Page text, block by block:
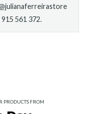
561 372.
PRODUCTS FROM